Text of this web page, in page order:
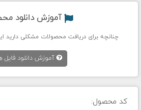
آموزش دانلود
چنانچه برای دریافت محصولات مشکلی دارید
آموزش دانلود فایل
کد محصول: